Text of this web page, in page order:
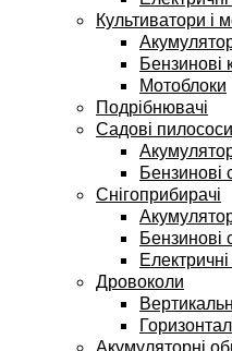
Культиватори і
Бензинові
Мотоблоки
Подрібнювачі
Садові пилососи
Бензинові
Снігоприбирачі
Бензинові
Дровоколи